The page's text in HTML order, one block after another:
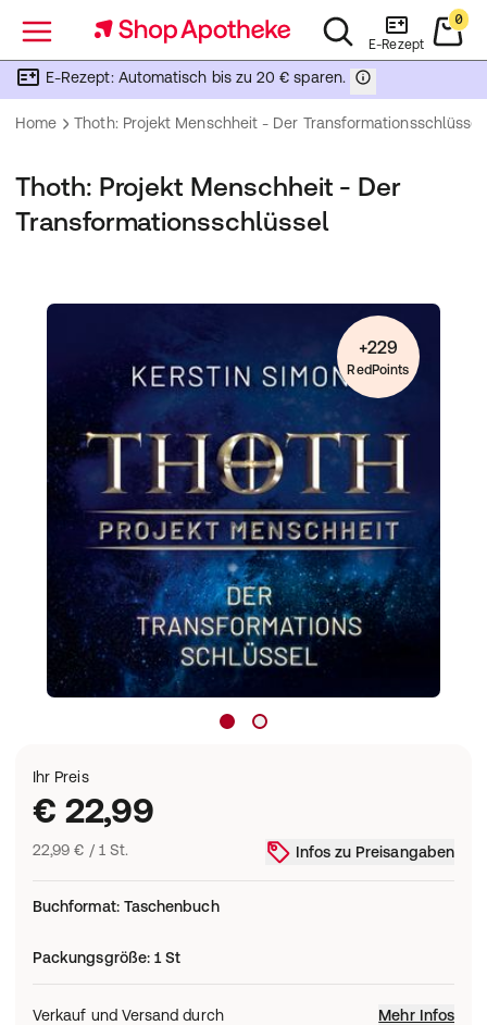
Menü E-Rezept
0
E-Rezept: Automatisch bis zu 20 € sparen.
Home Thoth: Projekt Menschheit - Der Transformationsschlüssel
Thoth: Projekt Menschheit - Der
Transformationsschlüssel
+229
RedPoints
Ihr Preis
€ 22,99
22,99 € / 1 St. Infos zu Preisangaben
Buchformat: Taschenbuch
Packungsgröße:1 St
Verkauf und Versand durch Mehr Infos